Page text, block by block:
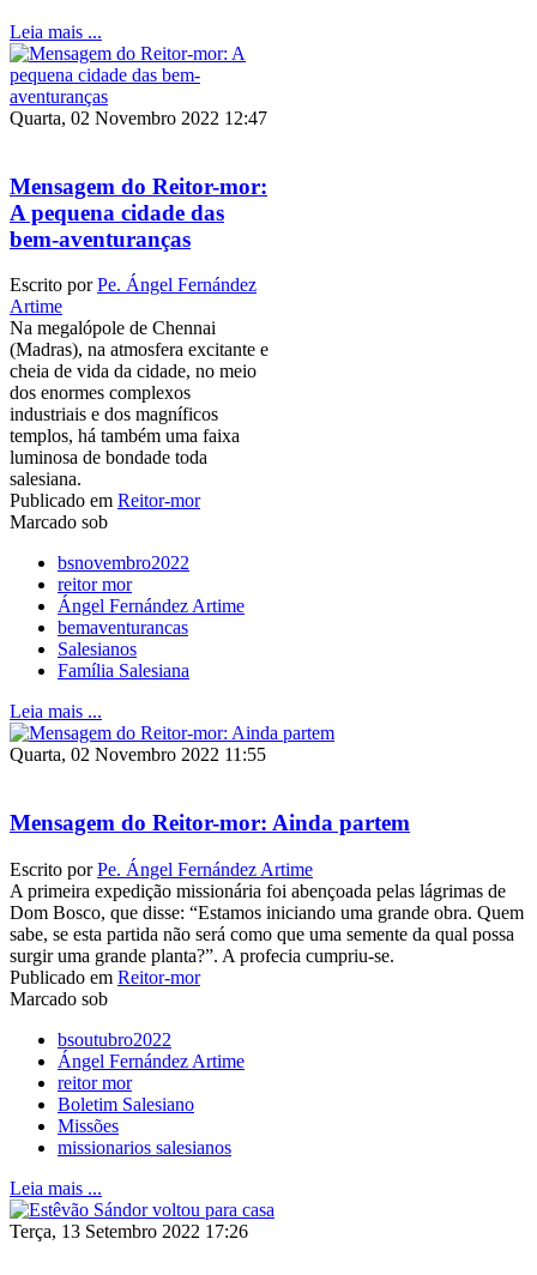
Leia mais ...
Quarta, 02 Novembro 2022 12:47
Mensagem do Reitor-mor:
A pequena cidade das
bem-aventuranças
Escrito porPe. Ángel Fernández
Artime
Na megalópole de Chennai
(Madras), na atmosfera excitante e
cheia de vida da cidade, no meio
dos enormes complexos
industriais e dos magníficos
templos, há também uma faixa
luminosa de bondade toda
salesiana.
Publicado em Reitor-mor
Marcado sob
bsnovembro2022
reitor mor
Ángel Fernández Artime
bemaventurancas
Salesianos
Família Salesiana
Leia mais ...
Quarta, 02 Novembro 2022 11:55
Mensagem do Reitor-mor: Ainda partem
Escrito porPe. Ángel Fernández Artime
A primeira expedição missionária foi abençoada pelas lágrimas de
Dom Bosco, que disse: “Estamos iniciando uma grande obra. Quem
sabe, se esta partida não será como que uma semente da qual possa
surgir uma grande planta?”. A profecia cumpriu-se.
Publicado em Reitor-mor
Marcado sob
bsoutubro2022
Ángel Fernández Artime
reitor mor
Boletim Salesiano
Missões
missionarios salesianos
Leia mais ...
Terça, 13 Setembro 2022 17:26